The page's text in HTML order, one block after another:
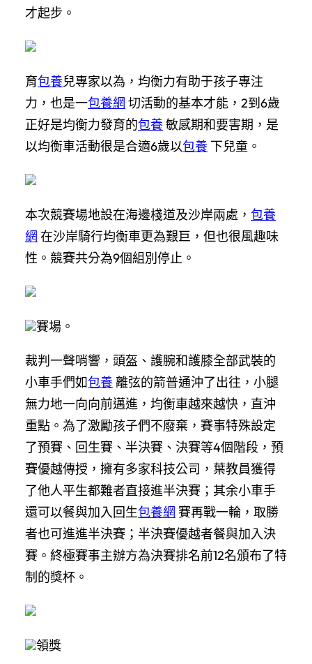
才起步。
育包養兒專家以為，均衡力有助于孩子專注
力，也是一包養網 切活動的基本才能，2到6歲
正好是均衡力發育的包養敏感期和要害期，是
以均衡車活動很是合適6歲以包養 下兒童。
本次競賽場地設在海邊棧道及沙岸兩處， 包養
網 在沙岸騎行均衡車更為艱巨，但也很風趣味
性。競賽共分為9個組別停止。
賽場。
裁判一聲哨響，頭盔、護腕和護膝全部武裝的
小車手們如包養離弦的箭普通沖了出往，小腿
無力地一向向前邁進，均衡車越來越快，直沖
重點。為了激勵孩子們不廢棄，賽事特殊設定
了預賽、回生賽、半決賽、決賽等4個階段，預
賽優越傳授，擁有多家科技公司，葉教員獲得
了他人平生都難者直接進半決賽；其余小車手
還可以餐與加入回生包養網 賽再戰一輪，取勝
者也可進進半決賽；半決賽優越者餐與加入決
賽。終極賽事主辦方為決賽排名前12名頒布了特
制的獎杯。
領獎